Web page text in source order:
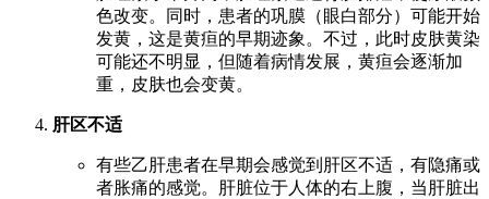
色改变。同时，患者的巩膜（眼白部分）可能开始
发黄，这是黄疸的早期迹象。不过，此时皮肤黄染
可能还不明显，但随着病情发展，黄疸会逐渐加
重，皮肤也会变黄。
肝区不适
有些乙肝患者在早期会感觉到肝区不适，有隐痛或
者胀痛的感觉。肝脏位于人体的右上腹，当肝脏出